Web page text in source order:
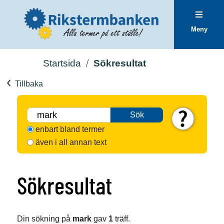
Meny
Startsida Sökresultat
Tillbaka
Sök
enbart bland termer
även i all annan text
Sökresultat
Din sökning på markgav 1träff.